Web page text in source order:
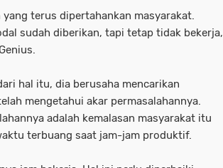
terus dipertahankan masyarakat.
sudah diberikan, tapi tetap tidak bekerja,
hal itu, dia berusaha mencarikan
mengetahui akar permasalahannya.
adalah kemalasan masyarakat itu
terbuang saat jam-jam produktif.